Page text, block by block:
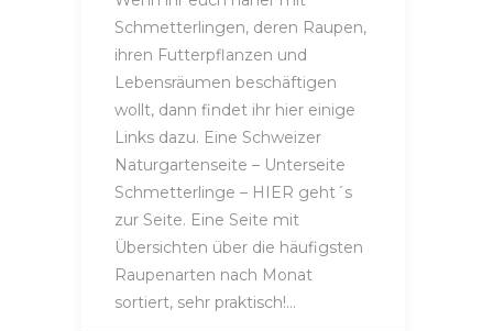
Schmetterlingen, deren Raupen,
ihren Futterpflanzen und
Lebensräumen beschäftigen
wollt, dann findet ihr hier einige
Links dazu. Eine Schweizer
Naturgartenseite – Unterseite
Schmetterlinge – HIER geht´s
zur Seite. Eine Seite mit
Übersichten über die häufigsten
Raupenarten nach Monat
sortiert, sehr praktisch!…